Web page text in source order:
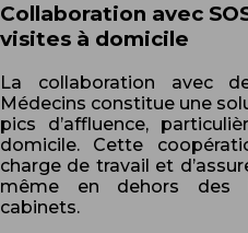
Collaboration avec
visites à domicile
La collaboration avec
Médecins constitue une
pics d’affluence,
domicile. Cette
charge de travail et
même en dehors des
cabinets.